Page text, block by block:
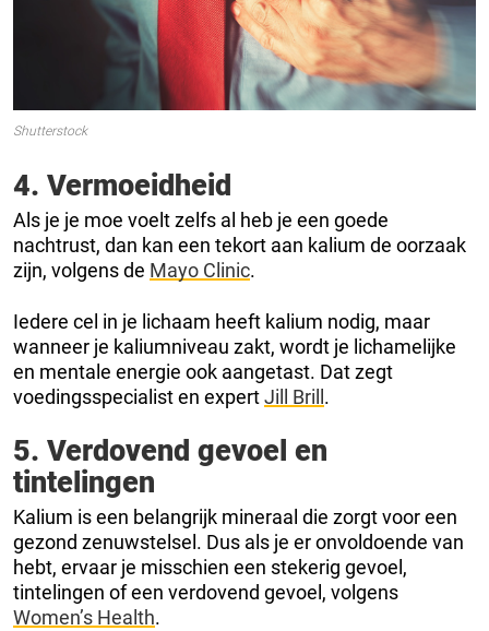
Shutterstock
4. Vermoeidheid
Als je je moe voelt zelfs al heb je een goede
nachtrust, dan kan een tekort aan kalium de oorzaak
zijn, volgens de Mayo Clinic.
Iedere cel in je lichaam heeft kalium nodig, maar
wanneer je kaliumniveau zakt, wordt je lichamelijke
en mentale energie ook aangetast. Dat zegt
voedingsspecialist en expertJill Brill .
5. Verdovend gevoel en
tintelingen
Kalium is een belangrijk mineraal die zorgt voor een
gezond zenuwstelsel. Dus als je er onvoldoende van
hebt, ervaar je misschien een stekerig gevoel,
tintelingen of een verdovend gevoel, volgens
Women’s Health.